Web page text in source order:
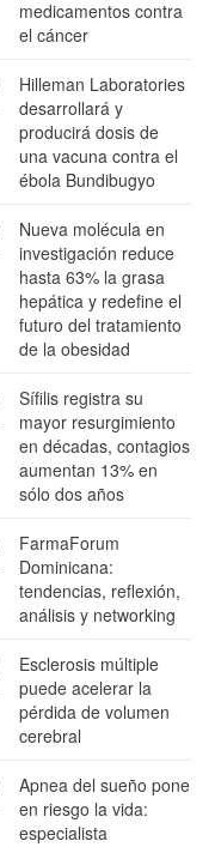
medicamentos contra
el cáncer
Hilleman Laboratories
desarrollará y
producirá dosis de
una vacuna contra el
ébola Bundibugyo
Nueva molécula en
investigación reduce
hasta 63% la grasa
hepática y redefine el
futuro del tratamiento
de la obesidad
Sífilis registra su
mayor resurgimiento
en décadas, contagios
aumentan 13% en
sólo dos años
FarmaForum
Dominicana:
tendencias, reflexión,
análisis y networking
Esclerosis múltiple
puede acelerar la
pérdida de volumen
cerebral
Apnea del sueño pone
en riesgo la vida:
especialista